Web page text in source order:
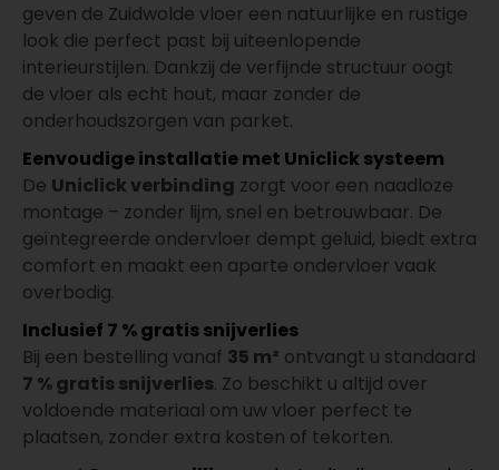
geven de Zuidwolde vloer een natuurlijke en rustige
look die perfect past bij uiteenlopende
interieurstijlen. Dankzij de verfijnde structuur oogt
de vloer als echt hout, maar zonder de
onderhoudszorgen van parket.
Eenvoudige installatie met Uniclick systeem
De Uniclick verbinding zorgt voor een naadloze
montage – zonder lijm, snel en betrouwbaar. De
geïntegreerde ondervloer dempt geluid, biedt extra
comfort en maakt een aparte ondervloer vaak
overbodig.
Inclusief 7 % gratis snijverlies
Bij een bestelling vanaf 35 m² ontvangt u standaard
7 % gratis snijverlies. Zo beschikt u altijd over
voldoende materiaal om uw vloer perfect te
plaatsen, zonder extra kosten of tekorten.